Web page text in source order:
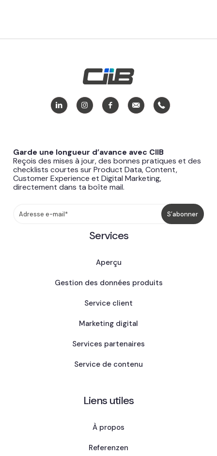
Garde une longueur d’avance avec CIIB
Reçois des mises à jour, des bonnes pratiques et des
checklists courtes sur Product Data, Content,
Customer Experience et Digital Marketing,
directement dans ta boîte mail.
Services
Aperçu
Gestion des données produits
Service client
Marketing digital
Services partenaires
Service de contenu
Liens utiles
À propos
Referenzen